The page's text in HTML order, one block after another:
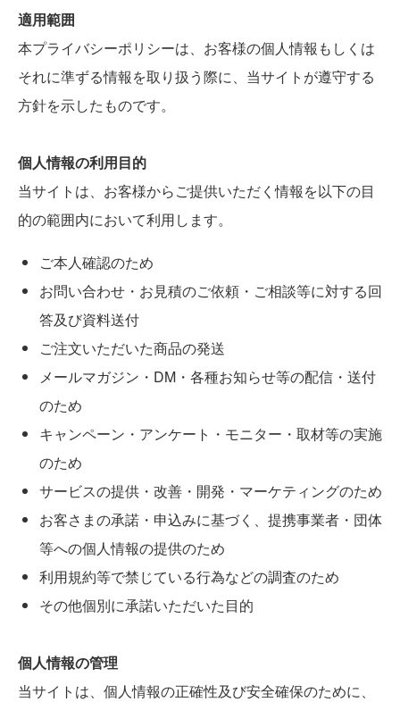
適用範囲
本プライバシーポリシーは、お客様の個人情報もしくは
それに準ずる情報を取り扱う際に、当サイトが遵守する
方針を示したものです。
個人情報の利用目的
当サイトは、お客様からご提供いただく情報を以下の目
的の範囲内において利用します。
ご本人確認のため
お問い合わせ・お見積のご依頼・ご相談等に対する回
答及び資料送付
ご注文いただいた商品の発送
メールマガジン・DM・各種お知らせ等の配信・送付
のため
キャンペーン・アンケート・モニター・取材等の実施
のため
サービスの提供・改善・開発・マーケティングのため
お客さまの承諾・申込みに基づく、提携事業者・団体
等への個人情報の提供のため
利用規約等で禁じている行為などの調査のため
その他個別に承諾いただいた目的
個人情報の管理
当サイトは、個人情報の正確性及び安全確保のために、